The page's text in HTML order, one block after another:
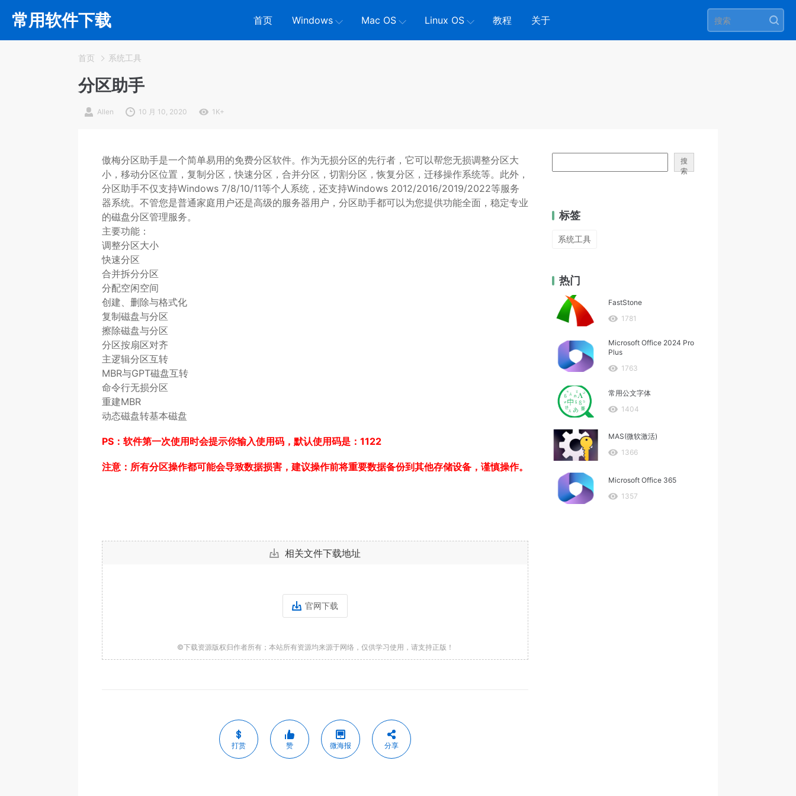
常用软件下载 首页 Windows Mac OS Linux OS 教程 关于
首页 系统工具
分区助手
Allen 10 月 10, 2020 1K+
傲梅分区助手是一个简单易用的免费分区软件。作为无损分区的先行者，它可以帮您无损调整分区大
小，移动分区位置，复制分区，快速分区，合并分区，切割分区，恢复分区，迁移操作系统等。此外，
分区助手不仅支持Windows 7/8/10/11等个人系统，还支持Windows 2012/2016/2019/2022等服务
器系统。不管您是普通家庭用户还是高级的服务器用户，分区助手都可以为您提供功能全面，稳定专业
的磁盘分区管理服务。
主要功能：
调整分区大小
快速分区
合并拆分分区
分配空闲空间
创建、删除与格式化
复制磁盘与分区
擦除磁盘与分区
分区按扇区对齐
主逻辑分区互转
MBR与GPT磁盘互转
命令行无损分区
重建MBR
动态磁盘转基本磁盘
PS：软件第一次使用时会提示你输入使用码，默认使用码是：1122
注意：所有分区操作都可能会导致数据损害，建议操作前将重要数据备份到其他存储设备，谨慎操作。
相关文件下载地址
官网下载
©下载资源版权归作者所有；本站所有资源均来源于网络，仅供学习使用，请支持正版！
打赏 赞 微海报 分享
搜
索
标签
系统工具
热门
FastStone
1781
Microsoft Office 2024 Pro
Plus
1763
常用公文字体
1404
MAS(微软激活)
1366
Microsoft Office 365
1357